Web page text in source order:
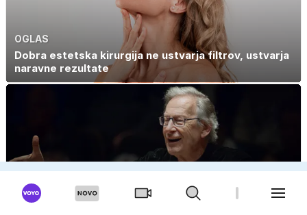
OGLAS
Dobra estetska kirurgija ne ustvarja filtrov, ustvarja
naravne rezultate
V Ljubljano prihaja svetovna dirigentska legenda
John Eliot Gardiner